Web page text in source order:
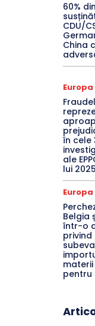
60%
CDU/
China
Europa
în cele
ale
lui 2025
Europa
Belgia
într-o
privind
pentru